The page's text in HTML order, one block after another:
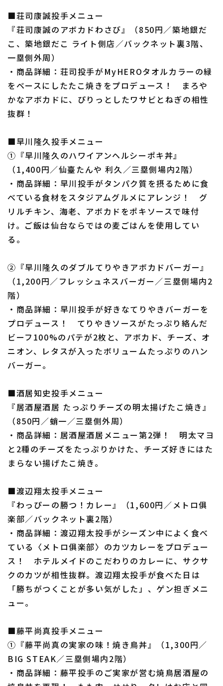
■荘司康誠投手メニュー
『荘司康誠のアボカドわさび』（850円／築地銀だ
こ、築地銀だこ ライト側店／バックネット裏3階、
一塁側外周）
・商品詳細：荘司投手がMyHEROタオルカラーの緑
をベースにしたたこ焼きをプロデュース！ まろや
かなアボカドに、ぴりっとしたワサビとねぎの相性
抜群！
■早川隆久投手メニュー
①『早川隆久のハワイアンヘルシーポキ丼』
（1,400円／仙臺たんや 利久／三塁側場内2階）
・商品詳細：早川投手がタンパク質を摂るために食
べている食材をスタジアムグルメにアレンジ！ グ
リルチキン、海老、アボカドをポキソースで味付
け。ご飯は仙台ならではの麦ごはんを使用してい
る。
②『早川隆久のダブルてりやきアボカドバーガー』
（1,200円／フレッシュネスバーガー／三塁側場内2
階）
・商品詳細：早川投手が好きなてりやきバーガーを
プロデュース！ てりやきソースがたっぷり絡んだ
ビーフ100%のパテが2枚と、アボカド、チーズ、オ
ニオン、レタスが入ったボリュームたっぷりのハン
バーガー。
■酒居知史投手メニュー
『居酒屋酒居 たっぷりチーズの明太揚げたこ焼き』
（850円／蛸一／三塁側外周）
・商品詳細：居酒屋酒居メニュー第2弾！ 明太マヨ
と2種のチーズをたっぷりかけた、チーズ好きにはた
まらない揚げたこ焼き。
■渡辺翔太投手メニュー
『わっぴーの勝つ！カレー』（1,600円／メトロ俱
楽部／バックネット裏2階）
・商品詳細：渡辺翔太投手がシーズン中によく食べ
ている〈メトロ俱楽部〉のカツカレーをプロデュー
ス！ ホテルメイドのこだわりのカレーに、サクサ
クのカツが相性抜群。渡辺翔太投手が食べた日は
「勝ちがつくことが多い気がした」、ゲン担ぎメニ
ュー。
■藤平尚真投手メニュー
①『藤平尚真の実家の味！焼き鳥丼』（1,300円／
BIG STEAK／三塁側場内2階）
・商品詳細：藤平投手のご実家が営む焼鳥居酒屋の